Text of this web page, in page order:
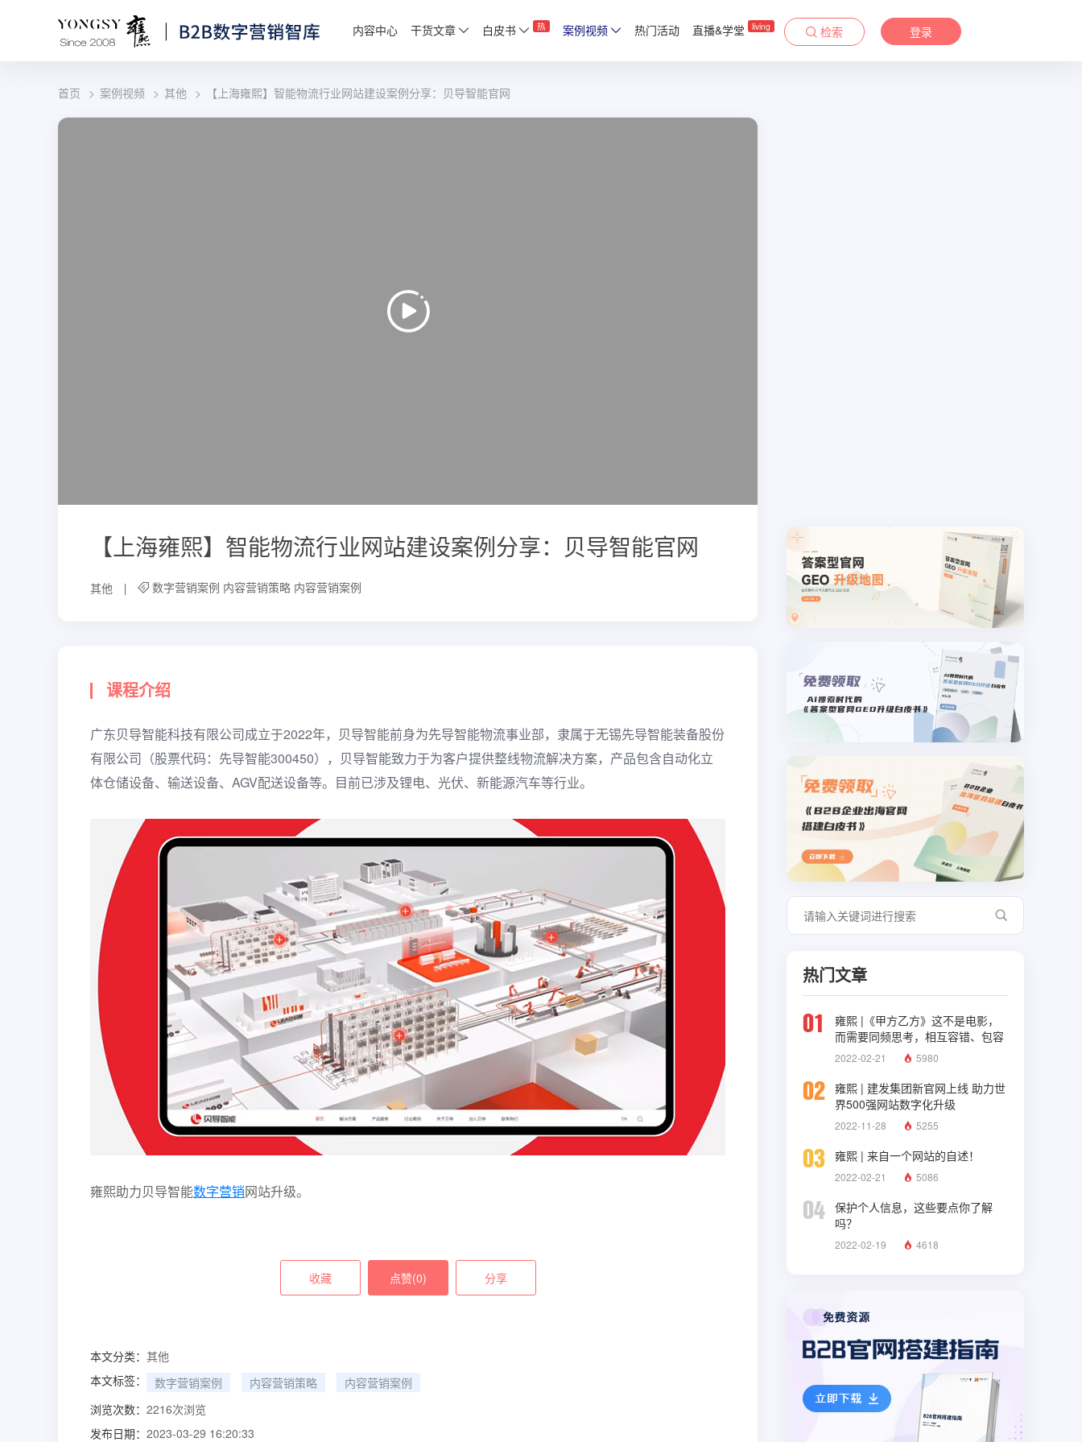
内容中心 干货文章 白皮书 热 案例视频 热门活动 直播&学堂 living 检索 登录
首页 案例视频 其他 【上海雍熙】智能物流行业网站建设案例分享：贝导智能官网
【上海雍熙】智能物流行业网站建设案例分享：贝导智能官网
其他 数字营销案例 内容营销策略 内容营销案例
课程介绍
广东贝导智能科技有限公司成立于2022年，贝导智能前身为先导智能物流事业部，隶属于无锡先导智能装备股份
有限公司（股票代码：先导智能300450），贝导智能致力于为客户提供整线物流解决方案，产品包含自动化立
体仓储设备、输送设备、AGV配送设备等。目前已涉及锂电、光伏、新能源汽车等行业。
雍熙助力贝导智能数字营销网站升级。
收藏 点赞(0) 分享
本文分类： 其他
本文标签：
数字营销案例 内容营销策略
内容营销案例
浏览次数： 2216次浏览
发布日期： 2023-03-29 16:20:33
热门文章
01
雍熙 |《甲方乙方》这不是电影，
而需要同频思考，相互容错、包容
与理解
2022-02-21 5980
02 雍熙 | 建发集团新官网上线 助力世
界500强网站数字化升级
2022-11-28 5255
03 雍熙 | 来自一个网站的自述！
2022-02-21 5086
04
保护个人信息，这些要点你了解
吗？
2022-02-19 4618